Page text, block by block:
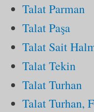
Talat Parman
Talat Paşa
Talat Sait
Talat Tekin
Talat Turhan
Talat Turhan,